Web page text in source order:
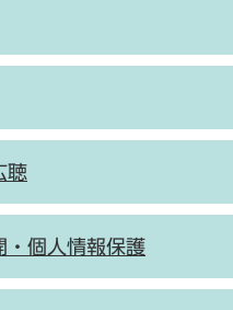
聴
・個人情報保護